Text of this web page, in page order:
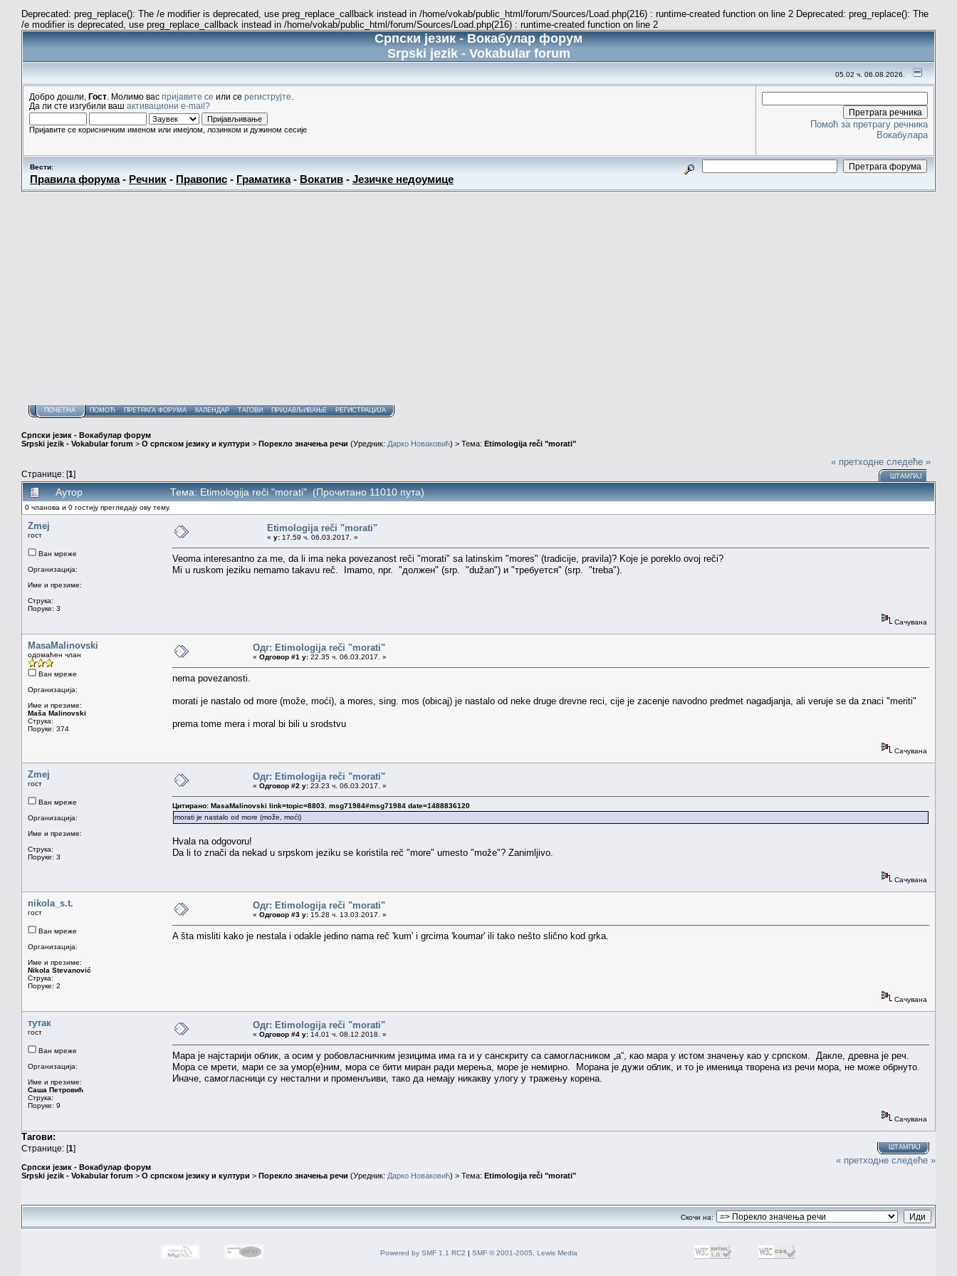
Deprecated: preg_replace(): The /e modifier is deprecated, use preg_replace_callback instead in /home/vokab/public_html/forum/Sources/Load.php(216) : runtime-created function on line 2 Deprecated: preg_replace(): The
/e modifier is deprecated, use preg_replace_callback instead in /home/vokab/public_html/forum/Sources/Load.php(216) : runtime-created function on line 2
Српски језик - Вокабулар форум
Srpski jezik - Vokabular forum
05.02 ч. 06.08.2026.
Добро дошли, Гост . Молимо вас пријавите се или се региструјте
Да ли сте изгубили ваш активациони e-mail?
Пријавите се корисничким именом или имејлом, лозинком и дужином сесије
Помоћ за претрагу речника
Вокабулара
Вести:
Правила форума- Речник - Правопис - Граматика- Вокатив - Језичке недоумице
ПОЧЕТНА ПОМОЋ ПРЕТРАГА ФОРУМА КАЛЕНДАР ТАГОВИ ПРИЈАВЉИВАЊЕ РЕГИСТРАЦИЈА
Српски језик - Вокабулар форум
Srpski jezik - Vokabular forum > О српском језику и култури > Порекло значења речи (Уредник: Дарко Новаковић) > Тема: Etimologija reči "morati"
Странице: [1]
« претходне следеће »
ШТАМПАЈ
Аутор Тема: Etimologija reči "morati" (Прочитано 11010 пута)
0 чланова и 0 гостију прегледају ову тему.
Zmej
гост
Ван мреже
Организација:
Име и презиме:
Струка:
Поруке: 3
Etimologija reči "morati"
« у: 17.59 ч. 06.03.2017. »
Veoma interesantno za me, da li ima neka povezanost reči "morati" sa latinskim "mores" (tradicije, pravila)? Koje je poreklo ovoj reči?
Mi u ruskom jeziku nemamo takavu reč. Imamo, npr. "должен" (srp. "dužan") и "требуется" (srp. "treba").
Сачувана
MasaMalinovski
одомаћен члан
Ван мреже
Организација:
Име и презиме:
Maša Malinovski
Струка:
Поруке: 374
Одг: Etimologija reči "morati"
« Одговор #1 у: 22.35 ч. 06.03.2017. »
nema povezanosti.
morati je nastalo od more (može, moći), a mores, sing. mos (obicaj) je nastalo od neke druge drevne reci, cije je zacenje navodno predmet nagadjanja, ali veruje se da znaci "meriti"
prema tome mera i moral bi bili u srodstvu
Сачувана
Zmej
гост
Ван мреже
Организација:
Име и презиме:
Струка:
Поруке: 3
Одг: Etimologija reči "morati"
« Одговор #2 у: 23.23 ч. 06.03.2017. »
Цитирано: MasaMalinovski link=topic=8803. msg71984#msg71984 date=1488836120
morati je nastalo od more (može, moći)
Hvala na odgovoru!
Da li to znači da nekad u srpskom jeziku se koristila reč "more" umesto "može"? Zanimljivo.
Сачувана
nikola_s.t.
гост
Ван мреже
Организација:
Име и презиме:
Nikola Stevanović
Струка:
Поруке: 2
Одг: Etimologija reči "morati"
« Одговор #3 у: 15.28 ч. 13.03.2017. »
A šta misliti kako je nestala i odakle jedino nama reč 'kum' i grcima 'koumar' ili tako nešto slično kod grka.
Сачувана
тутак
гост
Ван мреже
Организација:
Име и презиме:
Саша Петровић
Струка:
Поруке: 9
Одг: Etimologija reči "morati"
« Одговор #4 у: 14.01 ч. 08.12.2018. »
Мара је најстарији облик, а осим у робовласничким језицима има га и у санскриту са самогласником „а“, као мара у истом значењу као у српском. Дакле, древна је реч.
Мора се мрети, мари се за умор(е)ним, мора се бити миран ради мерења, море је немирно. Морана је дужи облик, и то је именица творена из речи мора, не може обрнуто.
Иначе, самогласници су нестални и променљиви, тако да немају никакву улогу у тражењу корена.
Сачувана
Тагови:
Странице: [1] ШТАМПАЈ
Српски језик - Вокабулар форум
Srpski jezik - Vokabular forum > О српском језику и култури > Порекло значења речи (Уредник: Дарко Новаковић) > Тема: Etimologija reči "morati"
« претходне следеће »
Скочи на:
Powered by SMF 1.1 RC2 | SMF © 2001-2005, Lewis Media